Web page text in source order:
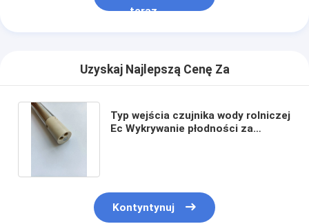
teraz
Uzyskaj Najlepszą Cenę Za
Typ wejścia czujnika wody rolniczej
Ec Wykrywanie płodności za
Kontyntynuj